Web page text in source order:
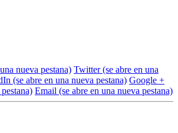
nueva pestana) Twitter(se abre en una
(se abre en una nueva pestana) Google +
Email (se abre en una nueva pestana)